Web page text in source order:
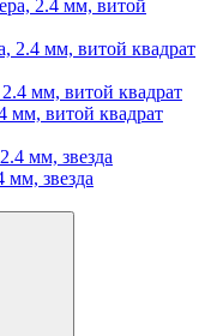
2.4 мм, витой квадрат
мм, витой квадрат
мм, звезда